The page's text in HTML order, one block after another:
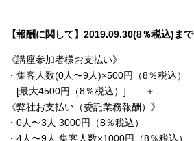
【報酬に関して】2019.09.30(8％税込)まで
《講座参加者様お支払い》
・集客人数(0人〜9人)×500円（8％税込）
[最大4500円（8％税込）] ＋
《弊社お支払い（委託業務報酬）》
・0人〜3人 3000円（8％税込）
・4人〜9人 集客人数×1000円（8％税込）